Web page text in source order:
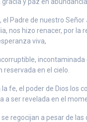
el Padre de nuestro
nos hizo renacer, por la
viva,
incontaminada
en el cielo.
fe, el poder de Dios los
a ser revelada en el
regocijan a pesar de las